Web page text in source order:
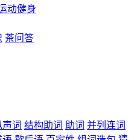
动健身
茶问答
声词 结构助词 助词 并列连词